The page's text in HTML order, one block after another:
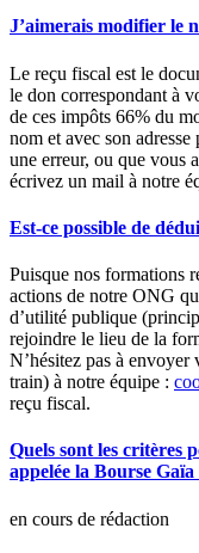
J’aimerais modifier le
Le reçu fiscal est le
le don correspondant à
de ces impôts 66% du
nom et avec son
une erreur, ou que vous
écrivez un mail à notre
Est-ce possible de
Puisque nos formations
actions de notre ONG
d’utilité publique
rejoindre le lieu de la
N’hésitez pas à
train) à notre équipe :
reçu fiscal.
Quels sont les critères
appelée la Bourse Gaïa
en cours de rédaction